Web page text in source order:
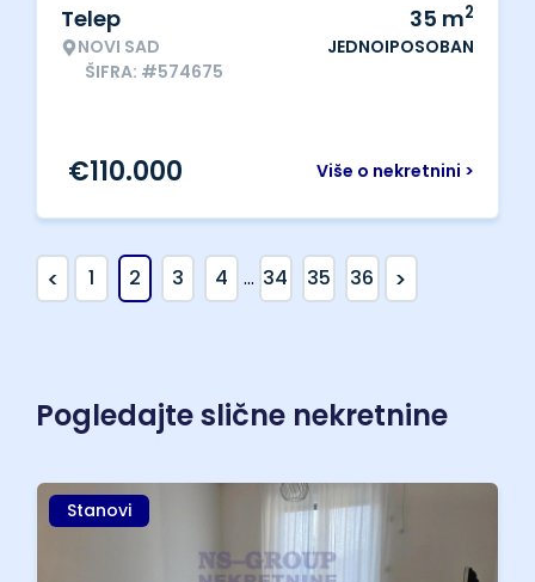
Telep
NOVI SAD
ŠIFRA: #574675
35 m2
JEDNOIPOSOBAN
Više o nekretnini >
€110.000
< 1 2 3 4 ... 34 35 36 >
Pogledajte slične nekretnine
Stanovi